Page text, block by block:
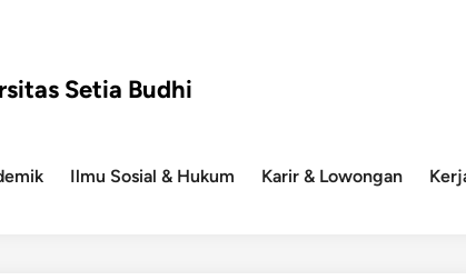
Setia Budhi
Ilmu Sosial & Hukum Karir & Lowongan